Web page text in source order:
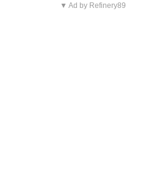
▼ Ad by Refinery89